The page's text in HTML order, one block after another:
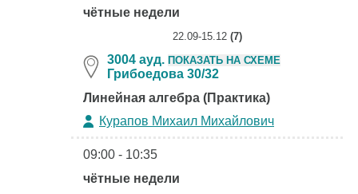
чётные недели
22.09-15.12 (7)
3004 ауд. ПОКАЗАТЬ НА СХЕМЕ
Грибоедова 30/32
Линейная алгебра (Практика)
Курапов Михаил Михайлович
09:00 - 10:35
чётные недели